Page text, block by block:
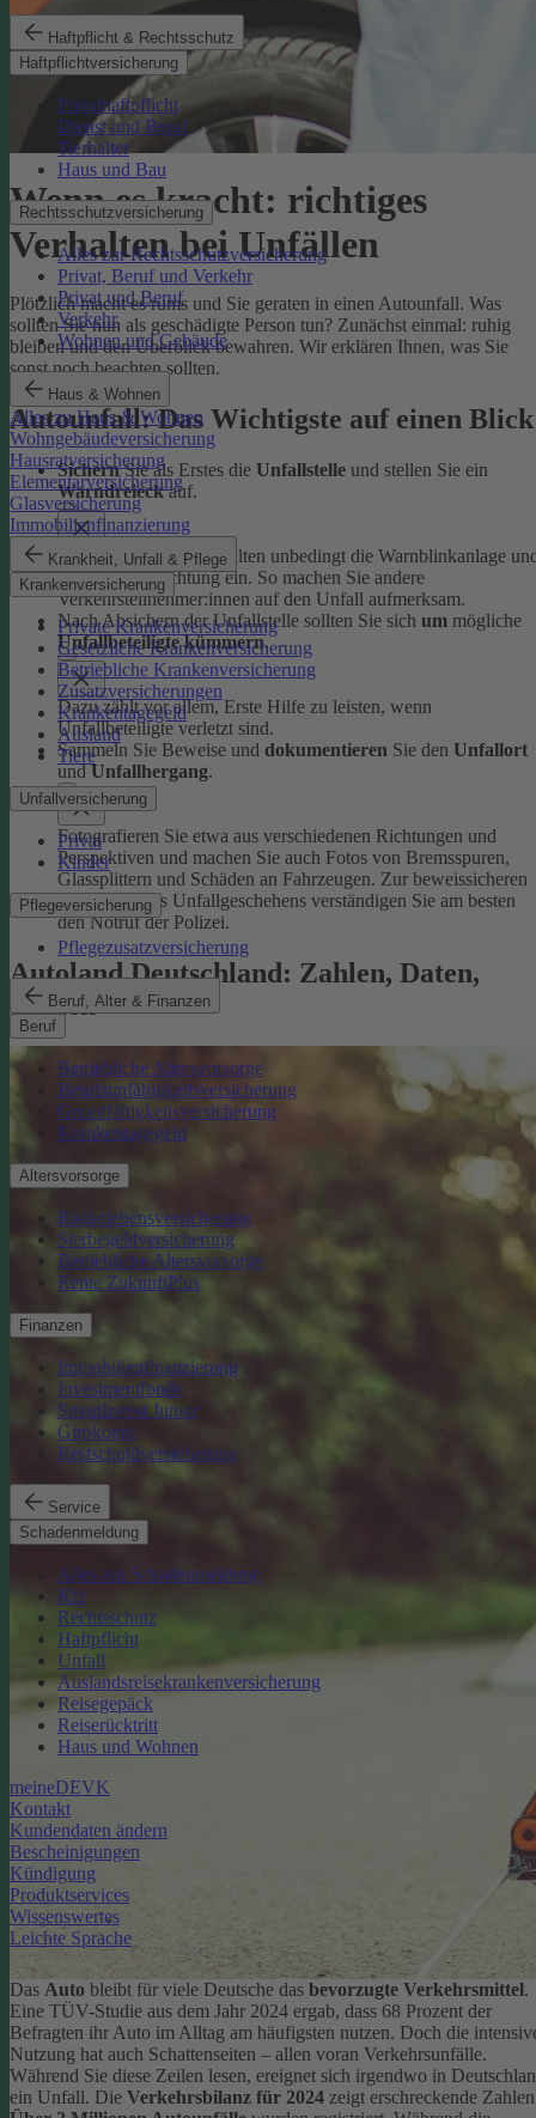
Haftpflicht & Rechtsschutz
Haftpflichtversicherung
Privathaftpflicht
Dienst und Beruf
Tierhalter
Haus und Bau
Rechtsschutzversicherung
Alles zur Rechtsschutzversicherung
Privat, Beruf und Verkehr
Privat und Beruf
Verkehr
Wohnen und Gebäude
Haus & Wohnen
Alles zu Haus & Wohnen
Wohngebäudeversicherung
Hausratversicherung
Elementarversicherung
Glasversicherung
Immobilienfinanzierung
Krankheit, Unfall & Pflege
Krankenversicherung
Private Krankenversicherung
Gesetzliche Krankenversicherung
Betriebliche Krankenversicherung
Zusatzversicherungen
Krankentagegeld
Ausland
Tiere
Unfallversicherung
Privat
Kinder
Pflegeversicherung
Pflegezusatzversicherung
Beruf, Alter & Finanzen
Beruf
Betriebliche Altersvorsorge
Berufsunfähigkeitsversicherung
Grundfähigkeitsversicherung
Krankentagegeld
Altersvorsorge
Risikolebensversicherung
Sterbegeldversicherung
Betriebliche Altersvorsorge
Rente ZukunftPlus
Finanzen
Immobilienfinanzierung
Investmentfonds
SmartInvest Junior
Girokonto
Restschuldversicherung
Service
Schadenmeldung
Alles zur Schadenmeldung
Kfz
Rechtsschutz
Haftpflicht
Unfall
Auslandsreisekrankenversicherung
Reisegepäck
Reiserücktritt
Haus und Wohnen
meineDEVK
Kontakt
Kundendaten ändern
Bescheinigungen
Kündigung
Produktservices
Wissenswertes
Leichte Sprache
Wenn es kracht: richtiges
Verhalten bei Unfällen
Plötzlich macht es rums und Sie geraten in einen Autounfall. Was
sollten Sie nun als geschädigte Person tun? Zunächst einmal: ruhig
bleiben und den Überblick bewahren. Wir erklären Ihnen, was Sie
sonst noch beachten sollten.
Autounfall: Das Wichtigste auf einen Blick
SichernSie als Erstes die Unfallstelle und stellen Sie ein
Warndreieckauf.
Schalten Sie beim Anhalten unbedingt die Warnblinkanlage
Fahrzeugbeleuchtung ein. So machen Sie andere
Verkehrsteilnehmer:innen auf den Unfall aufmerksam.
Nach Absichern der Unfallstelle sollten Sie sich um mögliche
Unfallbeteiligte kümmern.
Dazu zählt vor allem, Erste Hilfe zu leisten, wenn
Unfallbeteiligte verletzt sind.
Sammeln Sie Beweise und dokumentieren Sie den Unfallort
undUnfallhergang.
Fotografieren Sie etwa aus verschiedenen Richtungen und
Perspektiven und machen Sie auch Fotos von Bremsspuren,
Glassplittern und Schäden an Fahrzeugen. Zur beweissicheren
Aufnahme des Unfallgeschehens verständigen Sie am besten
den Notruf der Polizei.
Autoland Deutschland: Zahlen, Daten,
Fakten
Das Auto bleibt für viele Deutsche das bevorzugte Verkehrsmittel.
Eine TÜV-Studie aus dem Jahr 2024 ergab, dass 68 Prozent der
Befragten ihr Auto im Alltag am häufigsten nutzen. Doch die
Nutzung hat auch Schattenseiten – allen voran Verkehrsunfälle.
Während Sie diese Zeilen lesen, ereignet sich irgendwo in
ein Unfall. Die Verkehrsbilanz für 2024 zeigt erschreckende